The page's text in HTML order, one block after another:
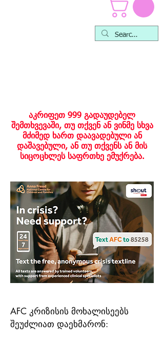
აკრიფეთ 999 გადაუდებელ
შემთხვევაში, თუ თქვენ ან ვინმე სხვა
მძიმედ ხართ დაავადებული ან
დაშავებული, ან თუ თქვენს ან მის
სიცოცხლეს საფრთხე ემუქრება.
AFC კრიზისის მოხალისეებს
შეუძლიათ დაეხმარონ: